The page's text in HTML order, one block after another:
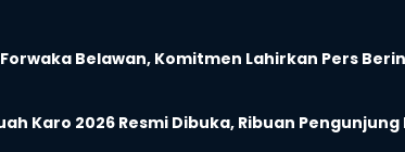
Belawan, Komitmen Lahirkan Pers
Karo 2026 Resmi Dibuka, Ribuan